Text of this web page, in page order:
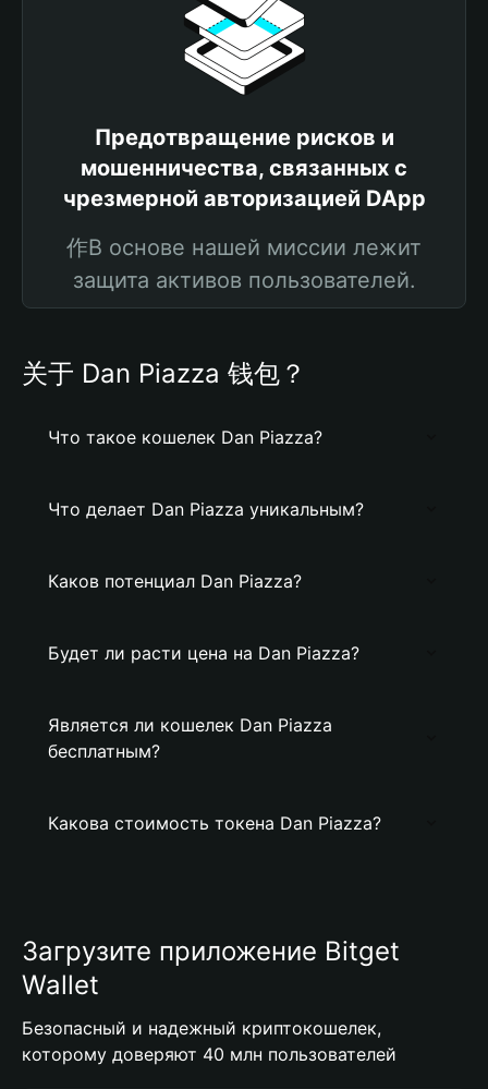
Предотвращение рисков и
мошенничества, связанных с
чрезмерной авторизацией DApp
作В основе нашей миссии лежит
защита активов пользователей.
关于 Dan Piazza 钱包？
Что такое кошелек Dan Piazza?
Что делает Dan Piazza уникальным?
Каков потенциал Dan Piazza?
Будет ли расти цена на Dan Piazza?
Является ли кошелек Dan Piazza
бесплатным?
Какова стоимость токена Dan Piazza?
Загрузите приложение Bitget
Wallet
Безопасный и надежный криптокошелек,
которому доверяют 40 млн пользователей